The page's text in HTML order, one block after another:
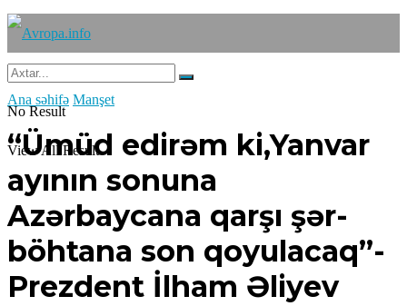
No Result
View All Result
Ana səhifə Manşet
“Ümüd edirəm ki,Yanvar
ayının sonuna
Azərbaycana qarşı şər-
böhtana son qoyulacaq”-
Prezdent İlham Əliyev